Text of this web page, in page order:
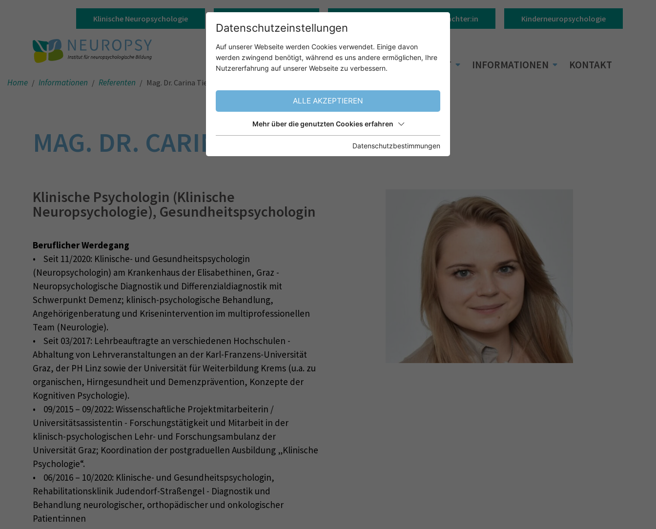
Home Informationen Referenten Mag. Dr. Carina Tiewald
MAG. DR. CARINA TIEWALD
Klinische Psychologin (Klinische
Neuropsychologie), Gesundheitspsychologin
Beruflicher Werdegang
• Seit 11/2020: Klinische- und Gesundheitspsychologin
(Neuropsychologin) am Krankenhaus der Elisabethinen, Graz -
Neuropsychologische Diagnostik und Differenzialdiagnostik mit
Schwerpunkt Demenz; klinisch-psychologische Behandlung,
Angehörigenberatung und Krisenintervention im multiprofessionellen
Team (Neurologie).
• Seit 03/2017: Lehrbeauftragte an verschiedenen Hochschulen -
Abhaltung von Lehrveranstaltungen an der Karl-Franzens-Universität
Graz, der PH Linz sowie der Universität für Weiterbildung Krems (u.a. zu
organischen, Hirngesundheit und Demenzprävention, Konzepte der
Kognitiven Psychologie).
• 09/2015 – 09/2022: Wissenschaftliche Projektmitarbeiterin /
Universitätsassistentin - Forschungstätigkeit und Mitarbeit in der
klinisch-psychologischen Lehr- und Forschungsambulanz der
Universität Graz; Koordination der postgraduellen Ausbildung „Klinische
Psychologie“.
• 06/2016 – 10/2020: Klinische- und Gesundheitspsychologin,
Rehabilitationsklinik Judendorf-Straßengel - Diagnostik und
Behandlung neurologischer, orthopädischer und onkologischer
Patient:innen
Datenschutzeinstellungen
Auf unserer Webseite werden Cookies verwendet. Einige davon
werden zwingend benötigt, während es uns andere ermöglichen, Ihre
Nutzererfahrung auf unserer Webseite zu verbessern.
ALLE AKZEPTIEREN
Mehr über die genutzten Cookies erfahren
Datenschutzbestimmungen
Klinische Neuropsychologie Klinisch-psychologische:r Gutachter:in Kinderneuropsychologie
ÜBER UNS UNSER ANGEBOT INFORMATIONEN KONTAKT